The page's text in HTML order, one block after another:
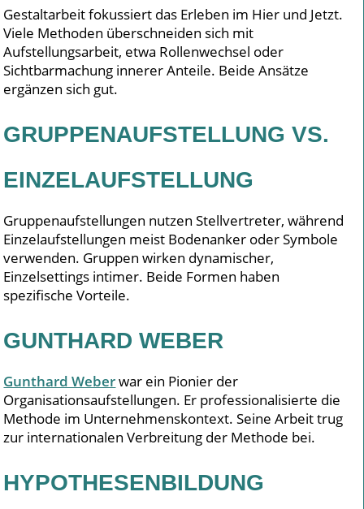
Gestaltarbeit fokussiert das Erleben im Hier und Jetzt.
Viele Methoden überschneiden sich mit
Aufstellungsarbeit, etwa Rollenwechsel oder
Sichtbarmachung innerer Anteile. Beide Ansätze
ergänzen sich gut.
GRUPPENAUFSTELLUNG VS.
EINZELAUFSTELLUNG
Gruppenaufstellungen nutzen Stellvertreter, während
Einzelaufstellungen meist Bodenanker oder Symbole
verwenden. Gruppen wirken dynamischer,
Einzelsettings intimer. Beide Formen haben
spezifische Vorteile.
GUNTHARD WEBER
Gunthard Weberwar ein Pionier der
Organisationsaufstellungen. Er professionalisierte die
Methode im Unternehmenskontext. Seine Arbeit trug
zur internationalen Verbreitung der Methode bei.
HYPOTHESENBILDUNG